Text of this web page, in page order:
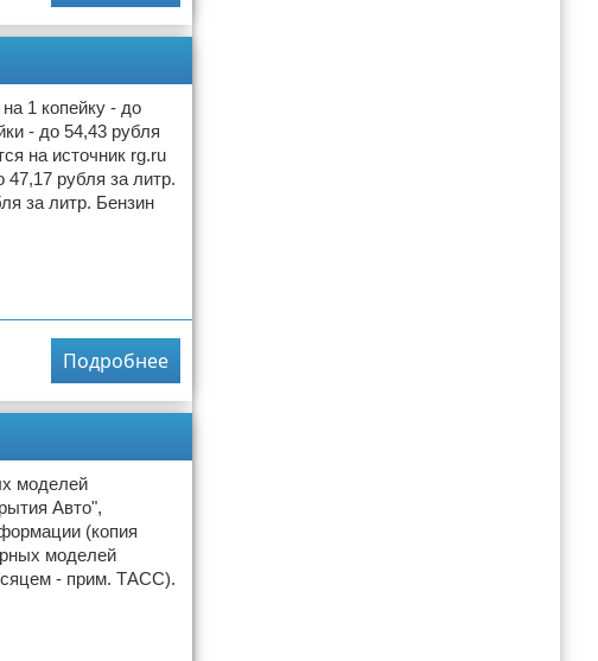
1 копейку - до
- до 54,43 рубля
на источник rg.ru
рубля за литр.
за литр. Бензин
Подробнее
моделей
Авто",
(копия
моделей
- прим. ТАСС).